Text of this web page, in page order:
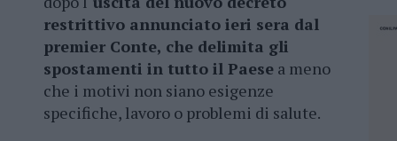
restrittivo annunciato ieri sera dal
premier Conte, che delimita gli
spostamenti in tutto il Paese a meno
che i motivi non siano esigenze
specifiche, lavoro o problemi di salute.